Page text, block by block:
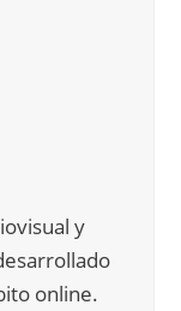
y
online.